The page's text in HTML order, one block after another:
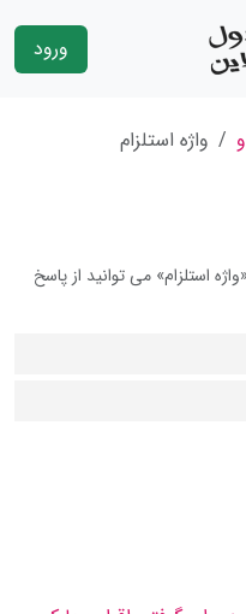
ورود
واژه استلزام
استلزام» می توانید از پاسخ